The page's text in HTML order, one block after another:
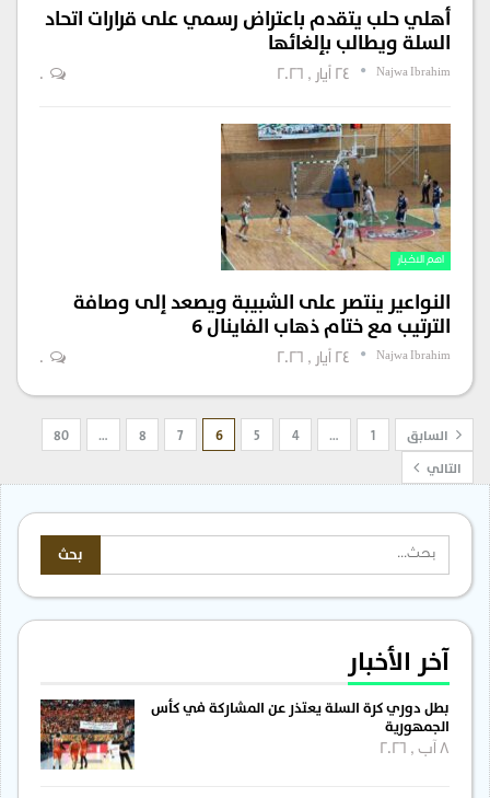
أهلي حلب يتقدم باعتراض رسمي على قرارات اتحاد
السلة ويطالب بإلغائها
Najwa Ibrahim 24 أيار , 2026 0
اهم الاخبار
النواعير ينتصر على الشبيبة ويصعد إلى وصافة
الترتيب مع ختام ذهاب الفاينال 6
Najwa Ibrahim 24 أيار , 2026 0
السابق
80
التالي
آخر الأخبار
بطل دوري كرة السلة يعتذر عن المشاركة في كأس
الجمهورية